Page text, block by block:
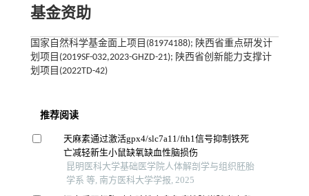
基金资助
国家自然科学基金面上项目(81974188); 陕西省重点研发计
划项目(2019SF-032,2023-GHZD-21); 陕西省创新能力支撑计
划项目(2022TD-42)